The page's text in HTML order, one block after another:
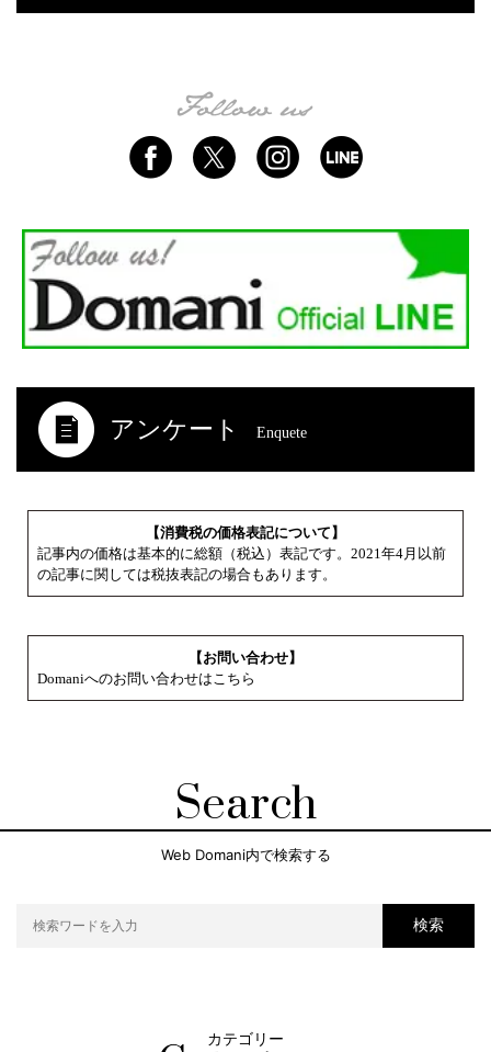
アンケート Enquete
【消費税の価格表記について】
記事内の価格は基本的に総額（税込）表記です。2021年4月以前
の記事に関しては税抜表記の場合もあります。
【お問い合わせ】
Domaniへのお問い合わせはこちら
Search
Web Domani内で検索する
検索
カテゴリー